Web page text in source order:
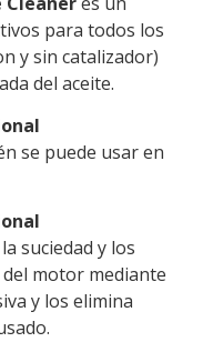
para todos los
y sin catalizador)
del aceite.
se puede usar en
suciedad y los
motor mediante
y los elimina